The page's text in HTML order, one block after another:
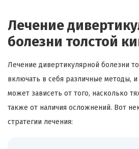
Лечение
болезни толстой
Лечение дивертикулярной болезни
включать в себя различные методы,
может зависеть от того, насколько
также от наличия осложнений. Вот
стратегии лечения: